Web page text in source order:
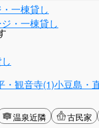
一棟貸し
・一棟貸し
・観音寺(1)小豆島・
温泉近隣 古民家